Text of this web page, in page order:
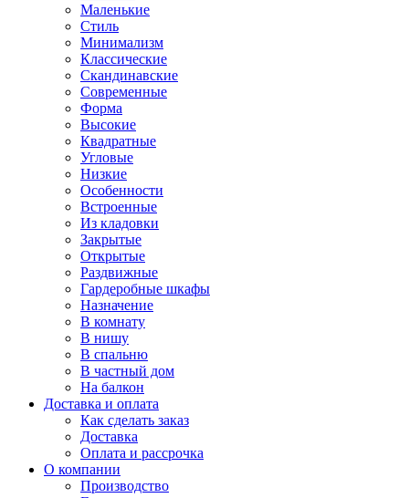
Маленькие
Стиль
Минимализм
Классические
Скандинавские
Современные
Форма
Высокие
Квадратные
Угловые
Низкие
Особенности
Встроенные
Из кладовки
Закрытые
Открытые
Раздвижные
Гардеробные шкафы
Назначение
В комнату
В нишу
В спальню
В частный дом
На балкон
Доставка и оплата
Как сделать заказ
Доставка
Оплата и рассрочка
О компании
Производство